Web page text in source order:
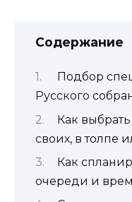
Содержание
Подбор
Русского
Как
своих, в толпе
Как
очереди и